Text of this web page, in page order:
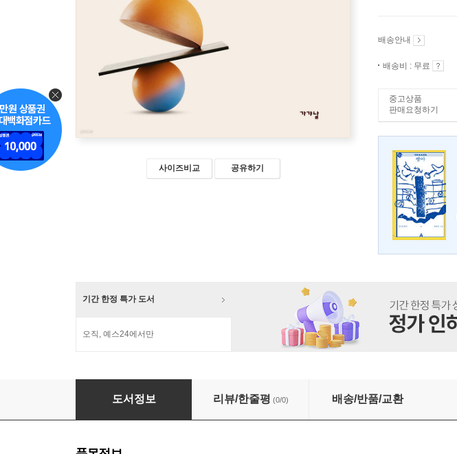
사이즈비교 공유하기
배송안내
배송비 : 무료
중고상품
판매요청하기
기간 한정 특가 도서
오직, 예스24에서만
그래도 민주주의 (큰글자책)
도서정보 리뷰/한줄평 (0/0) 배송/반품/교환